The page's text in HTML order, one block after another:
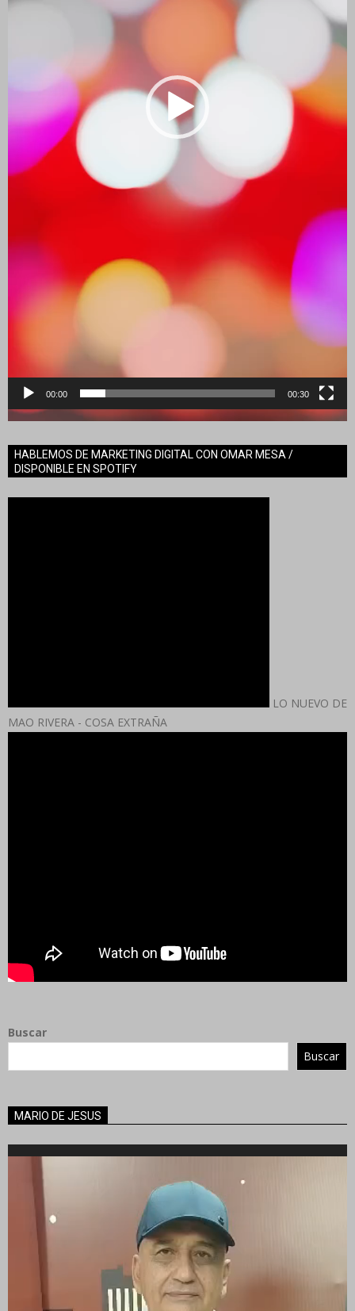
00:00 00:30
HABLEMOS DE MARKETING DIGITAL CON OMAR MESA /
DISPONIBLE EN SPOTIFY
LO NUEVO DE
MAO RIVERA - COSA EXTRAÑA
Buscar
Buscar
MARIO DE JESUS
Reproductor